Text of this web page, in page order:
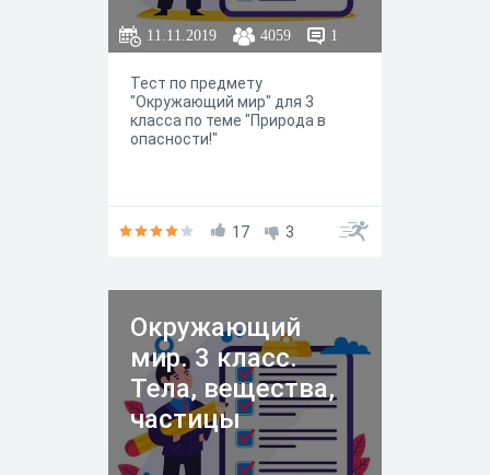
11.11.2019 4059 1
Тест по предмету
"Окружающий мир" для 3
класса по теме "Природа в
опасности!"
17 3
Окружающий
мир. 3 класс.
Тела, вещества,
частицы